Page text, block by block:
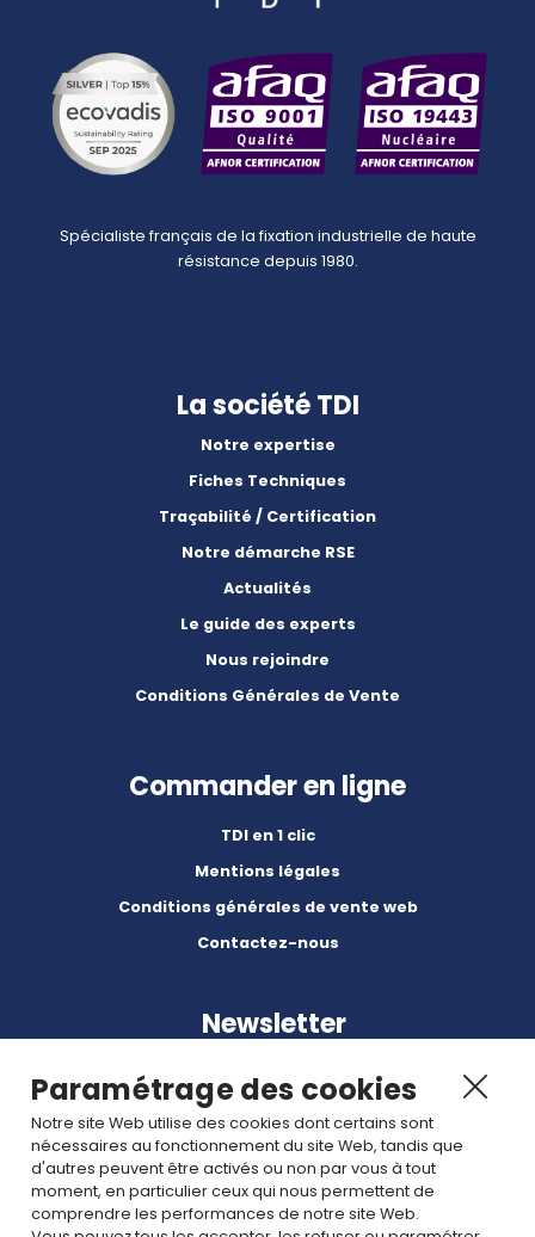
Spécialiste français de la fixation industrielle de haute
résistance depuis 1980.
La société TDI
Notre expertise
Fiches Techniques
Traçabilité / Certification
Notre démarche RSE
Actualités
Le guide des experts
Nous rejoindre
Conditions Générales de Vente
Commander en ligne
TDI en 1 clic
Mentions légales
Conditions générales de vente web
Contactez-nous
Newsletter
Abonnez-vous à nos dernières nouvelles et articles.
Paramétrage des cookies
Notre site Web utilise des cookies dont certains sont
nécessaires au fonctionnement du site Web, tandis que
d'autres peuvent être activés ou non par vous à tout
moment, en particulier ceux qui nous permettent de
comprendre les performances de notre site Web.